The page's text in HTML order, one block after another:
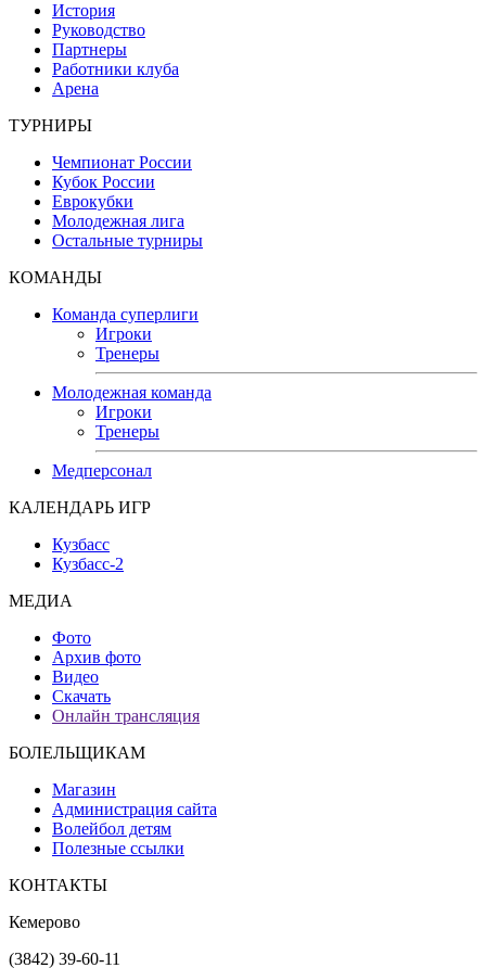
История
Руководство
Партнеры
Работники клуба
Арена
ТУРНИРЫ
Чемпионат России
Кубок России
Еврокубки
Молодежная лига
Остальные турниры
КОМАНДЫ
Команда суперлиги
Игроки
Тренеры
Молодежная команда
Игроки
Тренеры
Медперсонал
КАЛЕНДАРЬ ИГР
Кузбасс
Кузбасс-2
МЕДИА
Фото
Архив фото
Видео
Скачать
Онлайн трансляция
БОЛЕЛЬЩИКАМ
Магазин
Администрация сайта
Волейбол детям
Полезные ссылки
КОНТАКТЫ
Кемерово
(3842) 39-60-11